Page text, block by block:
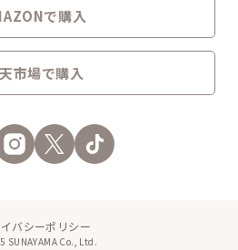
で購入
市場で購入
SUNAYAMA Co., Ltd.
バシーポリシー